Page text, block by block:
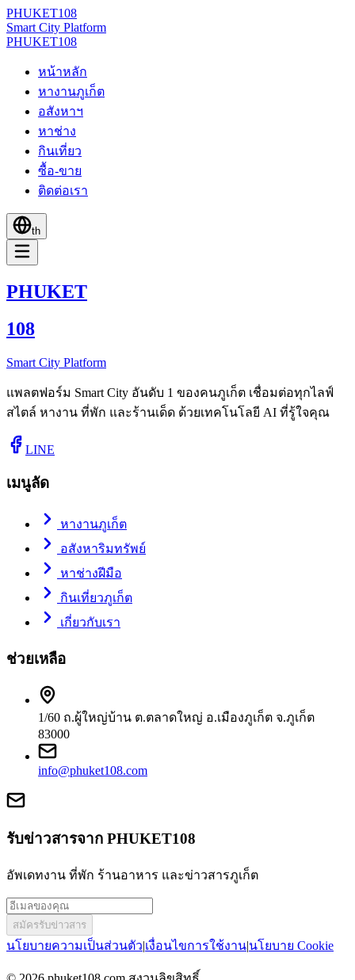
PHUKET108
Smart City Platform
PHUKET108
หน้าหลัก
หางานภูเก็ต
อสังหาฯ
หาช่าง
กินเที่ยว
ซื้อ-ขาย
ติดต่อเรา
th
PHUKET
108
Smart City Platform
แพลตฟอร์ม Smart City อันดับ 1 ของคนภูเก็ต เชื่อมต่อทุกไลฟ์
สไตล์ หางาน ที่พัก และร้านเด็ด ด้วยเทคโนโลยี AI ที่รู้ใจคุณ
LINE
เมนูลัด
หางานภูเก็ต
อสังหาริมทรัพย์
หาช่างฝีมือ
กินเที่ยวภูเก็ต
เกี่ยวกับเรา
ช่วยเหลือ
1/60 ถ.ผู้ใหญ่บ้าน ต.ตลาดใหญ่ อ.เมืองภูเก็ต จ.ภูเก็ต
83000
info@phuket108.com
รับข่าวสารจาก PHUKET108
อัพเดทงาน ที่พัก ร้านอาหาร และข่าวสารภูเก็ต
สมัครรับข่าวสาร
นโยบายความเป็นส่วนตัว|เงื่อนไขการใช้งาน|นโยบาย Cookie